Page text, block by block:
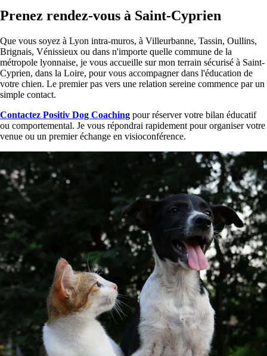
Prenez rendez-vous à Saint-Cyprien
Que vous soyez à Lyon intra-muros, à Villeurbanne, Tassin, Oullins,
Brignais, Vénissieux ou dans n'importe quelle commune de la
métropole lyonnaise, je vous accueille sur mon terrain sécurisé à Saint-
Cyprien, dans la Loire, pour vous accompagner dans l'éducation de
votre chien. Le premier pas vers une relation sereine commence par un
simple contact.
Contactez Positiv Dog Coaching pour réserver votre bilan éducatif
ou comportemental. Je vous répondrai rapidement pour organiser votre
venue ou un premier échange en visioconférence.